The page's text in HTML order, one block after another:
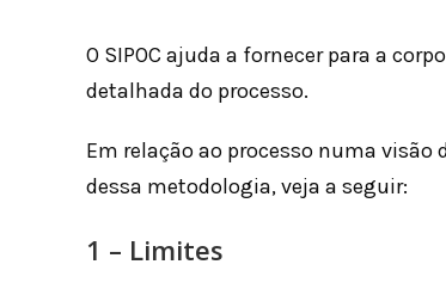
O SIPOC ajuda a fornecer para a
detalhada do processo.
Em relação ao processo numa
dessa metodologia, veja a seguir:
1 – Limites